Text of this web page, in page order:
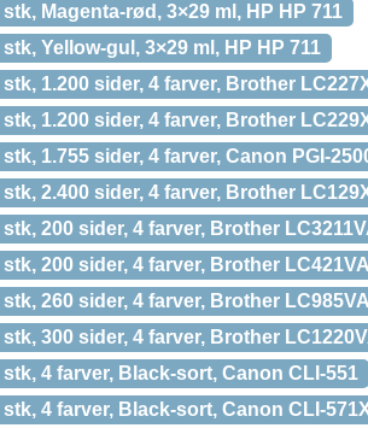
Magenta-rød, 3×29 ml, HP HP 711
Yellow-gul, 3×29 ml, HP HP 711
1.200 sider, 4 farver, Brother
1.200 sider, 4 farver, Brother
1.755 sider, 4 farver, Canon PGI-
2.400 sider, 4 farver, Brother
200 sider, 4 farver, Brother
200 sider, 4 farver, Brother
260 sider, 4 farver, Brother
300 sider, 4 farver, Brother
4 farver, Black-sort, Canon CLI-551
4 farver, Black-sort, Canon CLI-